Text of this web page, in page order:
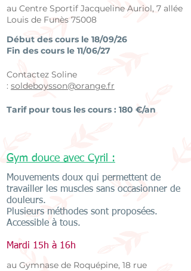
au Centre Sportif Jacqueline Auriol, 7 allée
Louis de Funès 75008
Début des cours le 18/09/26
Fin des cours le 11/06/27
Contactez Soline
: soldeboysson@orange.fr
Tarif pour tous les cours : 180 €/an
Gym douce avec Cyril :
Mouvements doux qui permettent de
travailler les muscles sans occasionner de
douleurs.
Plusieurs méthodes sont proposées.
Accessible à tous.
Mardi 15h à 16h
au Gymnase de Roquépine, 18 rue